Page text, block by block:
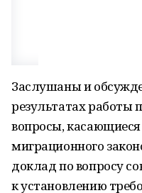
Заслушаны и
результатах работы
вопросы,
миграционного
доклад по вопросу
к установлению